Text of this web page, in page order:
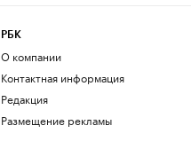
РБК
О компании
Контактная информация
Редакция
Размещение рекламы